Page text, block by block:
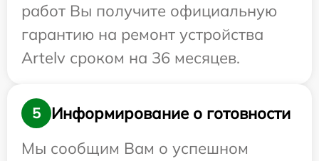
работ Вы получите официальную
гарантию на ремонт устройства
Artelv сроком на 36 месяцев.
5
Информирование о готовности
Мы сообщим Вам о успешном